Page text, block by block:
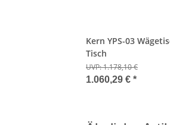
Kern YPS-03
Tisch
UVP:1.178,10 €
1.060,29 € *